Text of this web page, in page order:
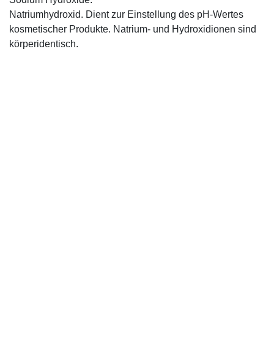
Natriumhydroxid. Dient zur Einstellung des pH-Wertes
kosmetischer Produkte. Natrium- und Hydroxidionen sind
körperidentisch.